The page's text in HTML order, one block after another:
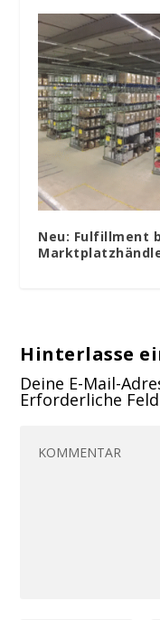
Neu: Fulfillment
Hinterlasse
Deine E-Mail-
Erforderliche